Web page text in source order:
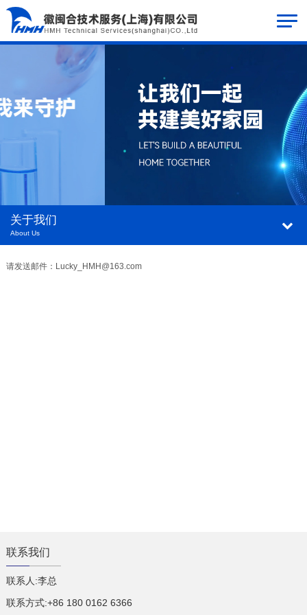
关于我们
About Us
请发送邮件：Lucky_HMH@163.com
联系我们
联系人:李总
联系方式:+86 180 0162 6366